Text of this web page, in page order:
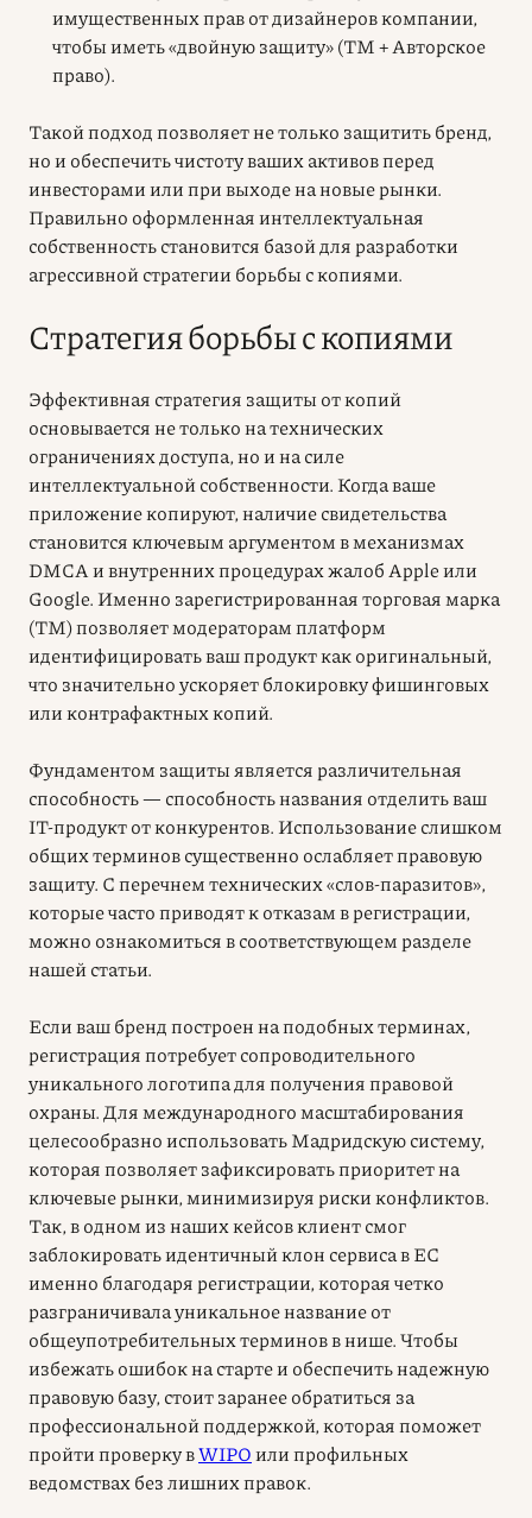
имущественных прав от дизайнеров компании,
чтобы иметь «двойную защиту» (ТМ + Авторское
право).
Такой подход позволяет не только защитить бренд,
но и обеспечить чистоту ваших активов перед
инвесторами или при выходе на новые рынки.
Правильно оформленная интеллектуальная
собственность становится базой для разработки
агрессивной стратегии борьбы с копиями.
Стратегия борьбы с копиями
Эффективная стратегия защиты от копий
основывается не только на технических
ограничениях доступа, но и на силе
интеллектуальной собственности. Когда ваше
приложение копируют, наличие свидетельства
становится ключевым аргументом в механизмах
DMCA и внутренних процедурах жалоб Apple или
Google. Именно зарегистрированная торговая марка
(ТМ) позволяет модераторам платформ
идентифицировать ваш продукт как оригинальный,
что значительно ускоряет блокировку фишинговых
или контрафактных копий.
Фундаментом защиты является различительная
способность — способность названия отделить ваш
IT-продукт от конкурентов. Использование слишком
общих терминов существенно ослабляет правовую
защиту. С перечнем технических «слов-паразитов»,
которые часто приводят к отказам в регистрации,
можно ознакомиться в соответствующем разделе
нашей статьи.
Если ваш бренд построен на подобных терминах,
регистрация потребует сопроводительного
уникального логотипа для получения правовой
охраны. Для международного масштабирования
целесообразно использовать Мадридскую систему,
которая позволяет зафиксировать приоритет на
ключевые рынки, минимизируя риски конфликтов.
Так, в одном из наших кейсов клиент смог
заблокировать идентичный клон сервиса в ЕС
именно благодаря регистрации, которая четко
разграничивала уникальное название от
общеупотребительных терминов в нише. Чтобы
избежать ошибок на старте и обеспечить надежную
правовую базу, стоит заранее обратиться за
профессиональной поддержкой, которая поможет
пройти проверку вWIPOили профильных
ведомствах без лишних правок.